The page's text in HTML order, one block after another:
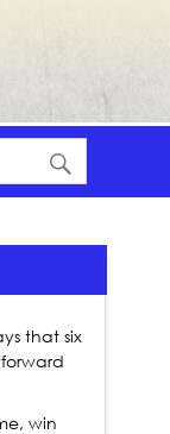
that six
win